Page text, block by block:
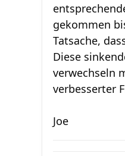
gekommen
Tatsache,
Diese
verwechseln
verbesserter
Joe